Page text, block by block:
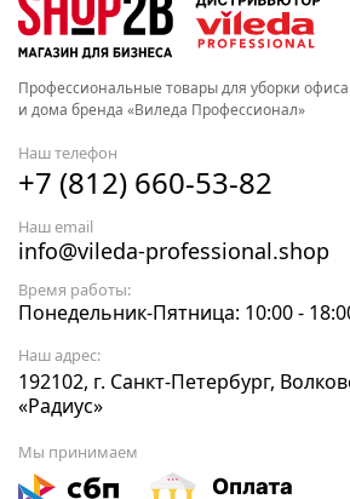
Профессиональные товары для уборки офиса
и дома бренда «Виледа Профессионал»
Наш телефон
+7 (812) 660-53-82
Наш email
info@vileda-professional.shop
Время работы:
Понедельник-Пятница: 10:00 -
Наш адрес:
192102, г. Санкт-Петербург,
«Радиус»
Мы принимаем